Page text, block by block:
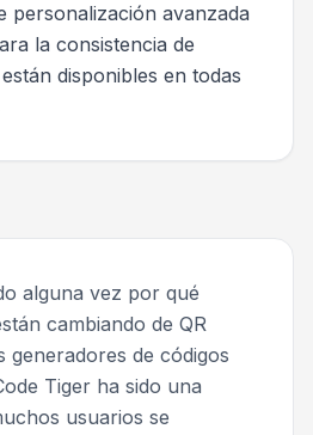
personalización avanzada
la consistencia de
disponibles en todas
alguna vez por qué
cambiando de QR
generadores de códigos
Tiger ha sido una
usuarios se